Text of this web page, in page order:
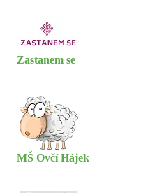
Zastanem se
MŠ Ovčí Hájek